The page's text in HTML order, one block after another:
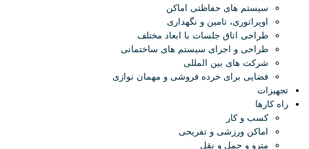
سیستم های حفاظتی اماکن
اوپراتوری، تامین و نگهداری
طراحی اتاق جلسات با ابعاد مختلف
طراحی و اجرای سیستم های ساختمانی
شرکت های بین المللی
فضایی برای خرده فروشی و مهمان نوازی
تجهیزات
راه کارها
کسب و کار
اماکن ورزشی و تفریحی
مترو و حمل و نقل